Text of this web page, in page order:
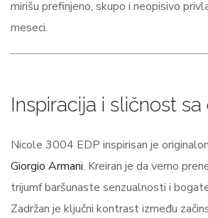
mirišu prefinjeno, skupo i neopisivo
meseci.
Inspiracija i sličnost
Nicole 3004 EDP inspirisan je
Giorgio Armani. Kreiran je da verno
trijumf baršunaste senzualnosti i
Zadržan je ključni kontrast između